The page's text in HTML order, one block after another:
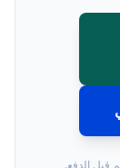
قبل الدفع.